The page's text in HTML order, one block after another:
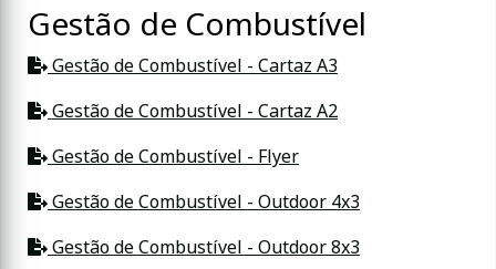
Gestão de Combustível
Gestão de Combustível - Cartaz A3
Gestão de Combustível - Cartaz A2
Gestão de Combustível - Flyer
Gestão de Combustível - Outdoor 4x3
Gestão de Combustível - Outdoor 8x3